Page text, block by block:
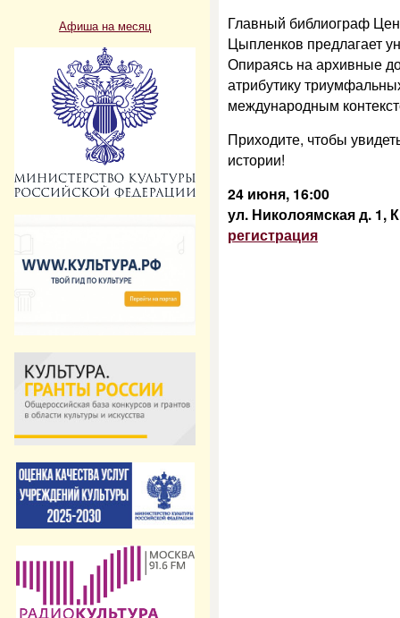
Афиша на месяц
Главный библиограф
Цыпленков предлагает
Опираясь на архивные
атрибутику
международным
Приходите, чтобы
истории!
24 июня, 16:00
ул. Николоямская д. 1,
регистрация